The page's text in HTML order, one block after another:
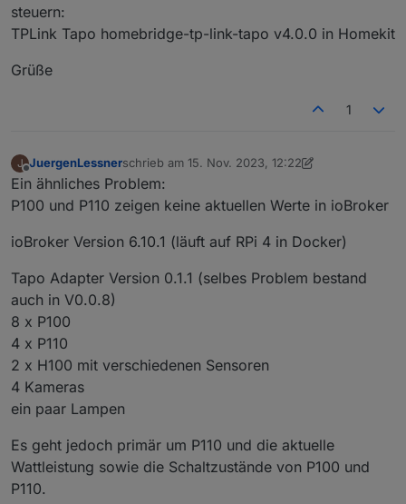
steuern:
TPLink Tapo homebridge-tp-link-tapo v4.0.0 in Homekit
Grüße
1
J
Offline
JuergenLessnerschrieb am 15. Nov. 2023, 12:22
zuletzt editiert von JuergenLessner
Ein ähnliches Problem:
P100 und P110 zeigen keine aktuellen Werte in ioBroker
ioBroker Version 6.10.1 (läuft auf RPi 4 in Docker)
Tapo Adapter Version 0.1.1 (selbes Problem bestand
auch in V0.0.8)
8 x P100
4 x P110
2 x H100 mit verschiedenen Sensoren
4 Kameras
ein paar Lampen
Es geht jedoch primär um P110 und die aktuelle
Wattleistung sowie die Schaltzustände von P100 und
P110.